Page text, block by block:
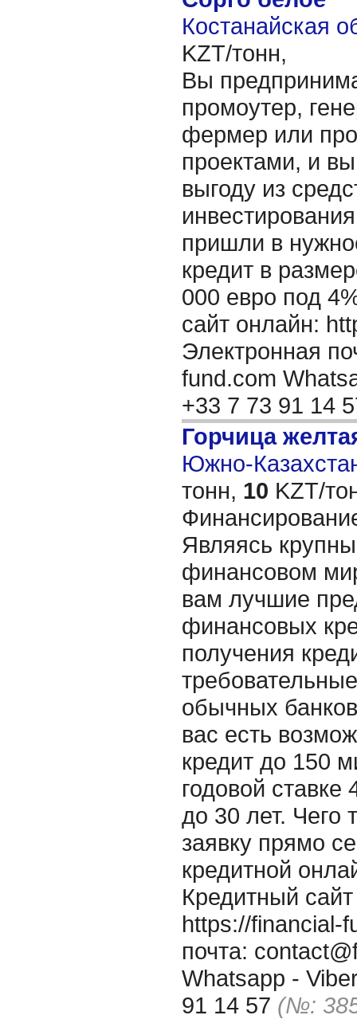
Костанайская
KZT/тонн,
Вы
промоутер,
фермер или
проектами, и
выгоду из
пришли в
кредит в
000 евро под
сайт онлайн:
Электронная
fund.com
+33 7 73 91 14
Горчица
Южно-
тонн, 10 KZT/
Являясь
финансовом
вам лучшие
финансовых
получения
обычных
вас есть
кредит до 150
годовой
до 30 лет.
заявку прямо
кредитной
Кредитный
https://financial-
почта:
Whatsapp -
91 14 57 (№: